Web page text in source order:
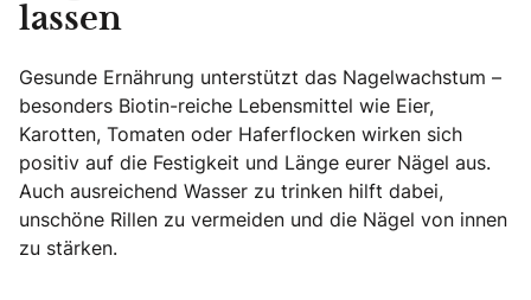
lassen
Gesunde Ernährung unterstützt das Nagelwachstum –
besonders Biotin-reiche Lebensmittel wie Eier,
Karotten, Tomaten oder Haferflocken wirken sich
positiv auf die Festigkeit und Länge eurer Nägel aus.
Auch ausreichend Wasser zu trinken hilft dabei,
unschöne Rillen zu vermeiden und die Nägel von innen
zu stärken.